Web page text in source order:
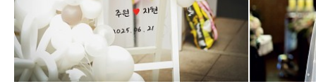
한강성당[2025.6.21]